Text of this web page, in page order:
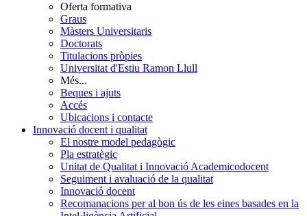
Oferta formativa
Graus
Màsters Universitaris
Doctorats
Titulacions pròpies
Universitat d'Estiu Ramon Llull
Més...
Beques i ajuts
Accés
Ubicacions i contacte
Innovació docent i qualitat
El nostre model pedagògic
Pla estratègic
Unitat de Qualitat i Innovació Academicodocent
Seguiment i avaluació de la qualitat
Innovació docent
Recomanacions per al bon ús de les eines basades en la